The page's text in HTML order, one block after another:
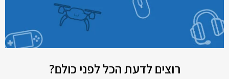
רוצים לדעת הכל לפני כולם?